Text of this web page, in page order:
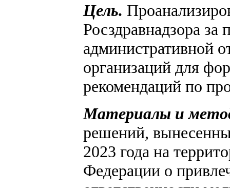
Цель.
Росздравнадзора
административной
организаций для
рекомендаций по
Материалы и
решений,
2023 года на
Федерации о